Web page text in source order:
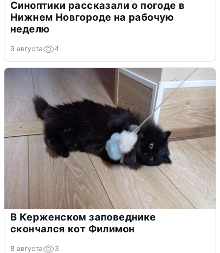
Синоптики рассказали о погоде в
Нижнем Новгороде на рабочую
неделю
9 августа 4
В Керженском заповеднике
скончался кот Филимон
8 августа 3